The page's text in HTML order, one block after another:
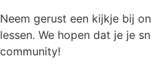
Neem gerust een kijkje bij
lessen. We hopen dat je je
community!